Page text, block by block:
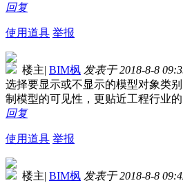
回复
使用道具 举报
楼主| BIM枫 发表于 2018-8-8
选择要显示或不显示的模型对象类
制模型的可见性，更贴近工程行业的
回复
使用道具 举报
楼主| BIM枫 发表于 2018-8-8